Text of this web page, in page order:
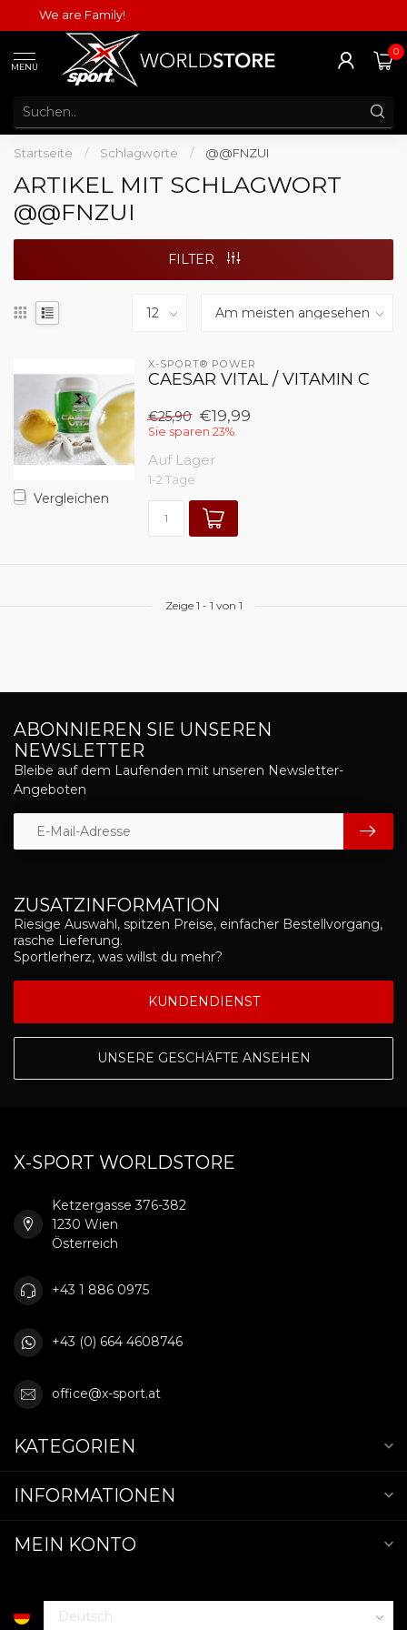
We are Family!
MENU
0
Startseite / Schlagworte / @@FNZUI
ARTIKEL MIT SCHLAGWORT
@@FNZUI
FILTER
Vergleichen
X-SPORT® POWER
CAESAR VITAL / VITAMIN C
€25,90 €19,99
Sie sparen 23%
Auf Lager
1-2 Tage
Zeige 1 - 1 von 1
ZUSATZINFORMATION
Riesige Auswahl, spitzen Preise, einfacher Bestellvorgang,
rasche Lieferung.
Sportlerherz, was willst du mehr?
KUNDENDIENST
UNSERE GESCHÄFTE ANSEHEN
ABONNIEREN SIE UNSEREN
NEWSLETTER
Bleibe auf dem Laufenden mit unseren Newsletter-
Angeboten
X-SPORT WORLDSTORE
Ketzergasse 376-382
1230 Wien
Österreich
+43 1 886 0975
+43 (0) 664 4608746
office@x-sport.at
KATEGORIEN
INFORMATIONEN
MEIN KONTO